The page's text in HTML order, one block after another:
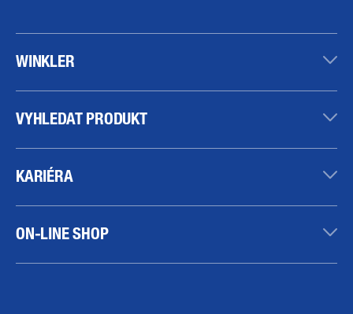
WINKLER
VYHLEDAT PRODUKT
KARIÉRA
ON-LINE SHOP